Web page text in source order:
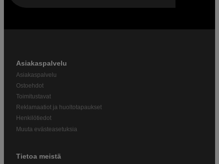
Asiakaspalvelu
Asiakaspalvelu
Ostoehdot
Toimitustavat
Reklamaatiot ja huoltotapaukset
Henkilötiedot
Muuta evästeasetuksia
Tietoa meistä